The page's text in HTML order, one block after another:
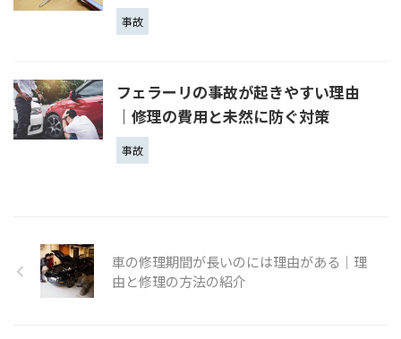
事故
フェラーリの事故が起きやすい理由
｜修理の費用と未然に防ぐ対策
事故
車の修理期間が長いのには理由がある｜理
由と修理の方法の紹介